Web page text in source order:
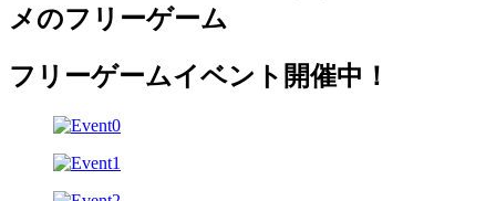
メのフリーゲーム
フリーゲームイベント開催中！